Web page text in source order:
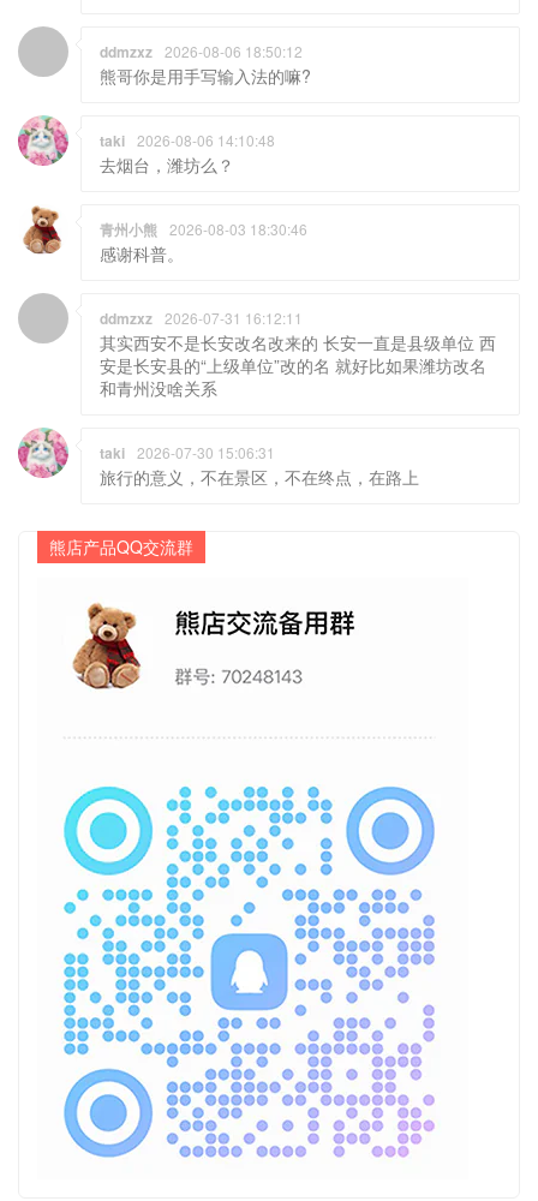
ddmzxz 2026-08-06 18:50:12
熊哥你是用手写输入法的嘛?
taki 2026-08-06 14:10:48
去烟台，潍坊么？
青州小熊 2026-08-03 18:30:46
感谢科普。
ddmzxz 2026-07-31 16:12:11
其实西安不是长安改名改来的 长安一直是县级单位 西
安是长安县的“上级单位”改的名 就好比如果潍坊改名
和青州没啥关系
taki 2026-07-30 15:06:31
旅行的意义，不在景区，不在终点，在路上
熊店产品QQ交流群